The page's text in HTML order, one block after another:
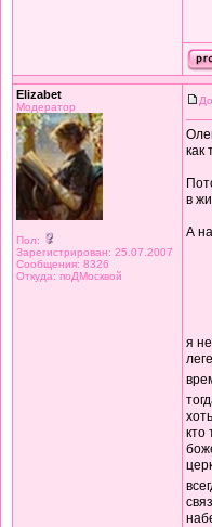
Elizabet
Модератор
Пол:
Зарегистрирован: 25.07.2007
Сообщения: 8326
Откуда: поДМосквой
как
в
А
я
кто